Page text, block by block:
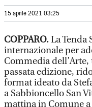
15 aprile 2021 03:25
COPPARO.La Tenda
internazionale per
Commedia
passata edizione,
format ideato da
a Sabbioncello San
mattina in Comune